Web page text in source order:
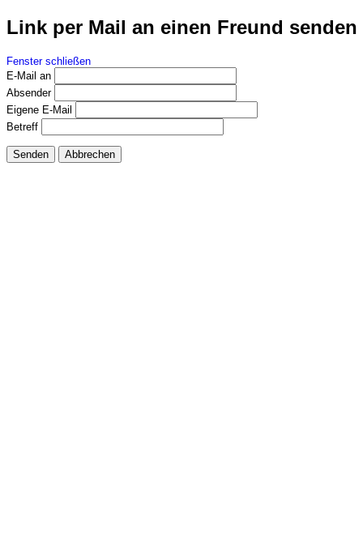
Link per Mail an einen Freund senden
Fenster schließen
E-Mail an
Absender
Eigene E-Mail
Betreff
Senden Abbrechen